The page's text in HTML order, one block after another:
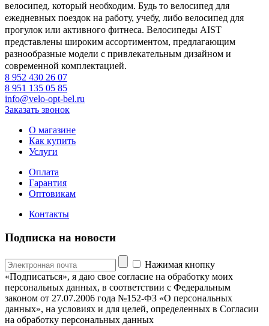
велосипед, который необходим. Будь то велосипед для
ежедневных поездок на работу, учебу, либо велосипед для
прогулок или активного фитнеса. Велосипеды AIST
представлены широким ассортиментом, предлагающим
разнообразные модели с привлекательным дизайном и
современной комплектацией.
8 952 430 26 07
8 951 135 05 85
info@velo-opt-bel.ru
Заказать звонок
О магазине
Как купить
Услуги
Оплата
Гарантия
Оптовикам
Контакты
Подписка на новости
Нажимая кнопку
«Подписаться», я даю свое согласие на обработку моих
персональных данных, в соответствии с Федеральным
законом от 27.07.2006 года №152-ФЗ «О персональных
данных», на условиях и для целей, определенных в Согласии
на обработку персональных данных